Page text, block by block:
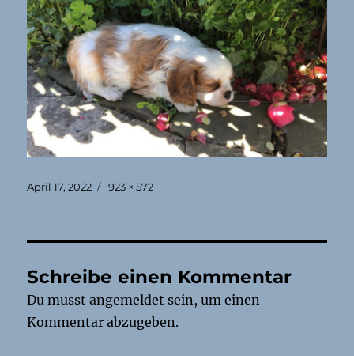
Veröffentlicht
April 17, 2022 Originalgröße
923 × 572
Schreibe einen Kommentar
Du musstangemeldet sein, um einen
Kommentar abzugeben.